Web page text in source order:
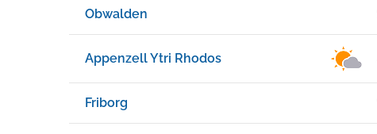
Obwalden
Appenzell Ytri Rhodos
Friborg